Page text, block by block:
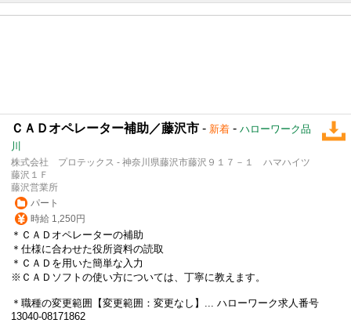
ＣＡＤオペレーター補助／藤沢市 - 新着 - ハローワーク品
川
株式会社 プロテックス - 神奈川県藤沢市藤沢９１７－１ ハマハイツ
藤沢１Ｆ
藤沢営業所
パート
時給 1,250円
＊ＣＡＤオペレーターの補助
＊仕様に合わせた役所資料の読取
＊ＣＡＤを用いた簡単な入力
※ＣＡＤソフトの使い方については、丁寧に教えます。
＊職種の変更範囲【変更範囲：変更なし】... ハローワーク求人番号
13040-08171862